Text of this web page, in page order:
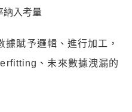
納入考量
賦予邏輯、進行加工，
、未來數據洩漏的